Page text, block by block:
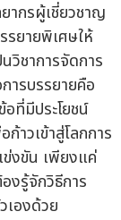
ากรผู้เชี่ยวชาญ
ยายพิเศษให้
วิชาการจัดการ
ารบรรยายคือ
ที่มีประโยชน์
าวเข้าสู่โลกการ
ข่งขัน เพียงแค่
งรู้จักวิธีการ
เองด้วย